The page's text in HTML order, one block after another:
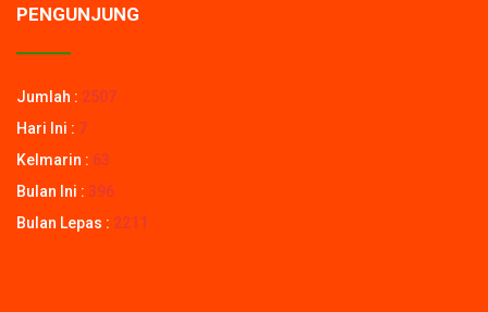
PENGUNJUNG
Jumlah : 2507
Hari Ini : 7
Kelmarin : 63
Bulan Ini : 396
Bulan Lepas : 2211